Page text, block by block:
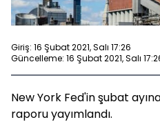
Giriş: 16 Şubat 2021, Salı 17:26
Güncelleme: 16 Şubat 2021, Salı
New York Fed'in şubat
raporu yayımlandı.